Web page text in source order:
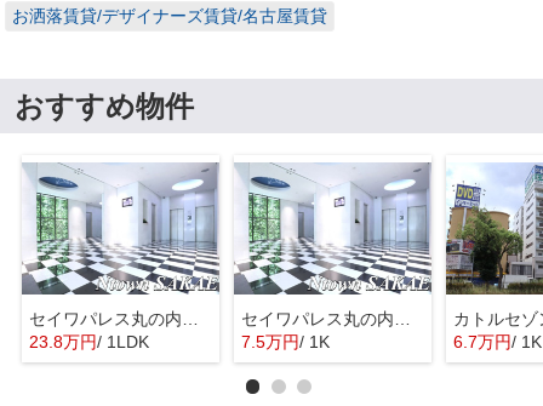
お洒落賃貸/デザイナーズ賃貸/名古屋賃貸
おすすめ物件
23.8万円/ 1LDK
7.5万円/ 1K
カトルセゾ
6.7万円/ 1K